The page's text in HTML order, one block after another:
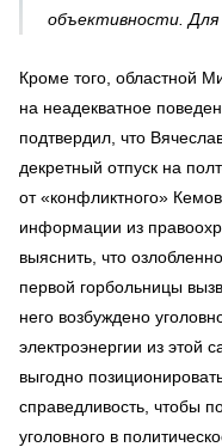
объективности. Для
Кроме того, областной
на неадекватное
подтвердил, что
декретный отпуск на
от «конфликтного»
информации из
выяснить, что
первой горбольницы
него возбуждено
электроэнергии из этой
выгодно
справедливость, чтобы
уголовного в